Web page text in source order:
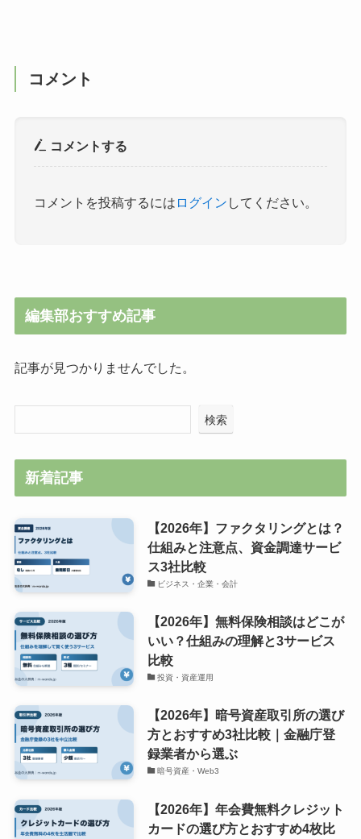
コメント
コメントする
コメントを投稿するには ログイン してください。
編集部おすすめ記事
記事が見つかりませんでした。
検索
新着記事
【2026年】ファクタリングとは？
仕組みと注意点、資金調達サービ
ス3社比較
ビジネス・企業・会計
【2026年】無料保険相談はどこが
いい？仕組みの理解と3サービス
比較
投資・資産運用
【2026年】暗号資産取引所の選び
方とおすすめ3社比較｜金融庁登
録業者から選ぶ
暗号資産・Web3
【2026年】年会費無料クレジット
カードの選び方とおすすめ4枚比